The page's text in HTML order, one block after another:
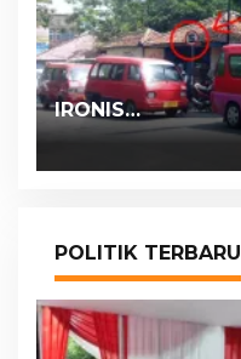
IRONIS…
POLITIK TERBARU